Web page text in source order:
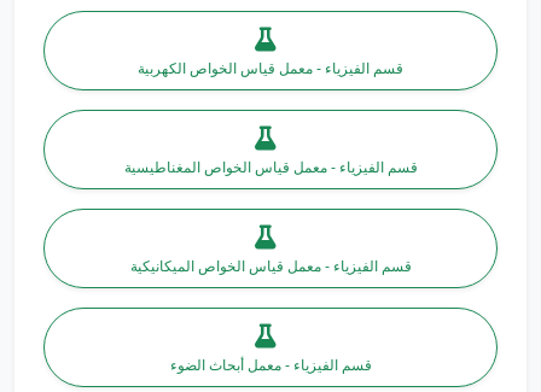
قسم الفيزياء - معمل قياس الخواص الكهربية
قسم الفيزياء - معمل قياس الخواص المغناطيسية
قسم الفيزياء - معمل قياس الخواص الميكانيكية
قسم الفيزياء - معمل أبحاث الضوء